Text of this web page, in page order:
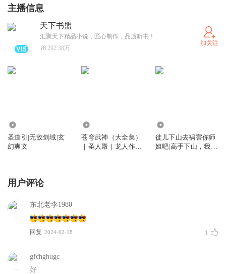
主播信息
天下书盟
汇聚天下精品小说，匠心制作，品质听书！
292.38万
加关注
圣道引|无敌剑域|玄
幻爽文
苍穹武神（大全集）
｜圣人殿｜龙人作品
徒儿下山去祸害你师
姐吧|高手下山，我有
用户评论
东北老李1980
回复 2024-02-18 1
gfchghugc
好